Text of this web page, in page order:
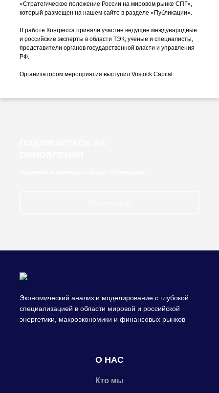
«Стратегическое положение России на мировом рынке СПГ»,
который размещен на нашем сайте в разделе «Публикации».
В работе Конгресса приняли участие ведущие международные
и российские эксперты в области ТЭК, ученые и специалисты,
представители органов государственной власти и управления
РФ.
Организатором мероприятия выступил Vostock Capital.
Экономический анализ и моделирование с глубокой
специализацией в области мировой и российской
энергетики, макроэкономики и финансовых рынков
О НАС
Кто мы